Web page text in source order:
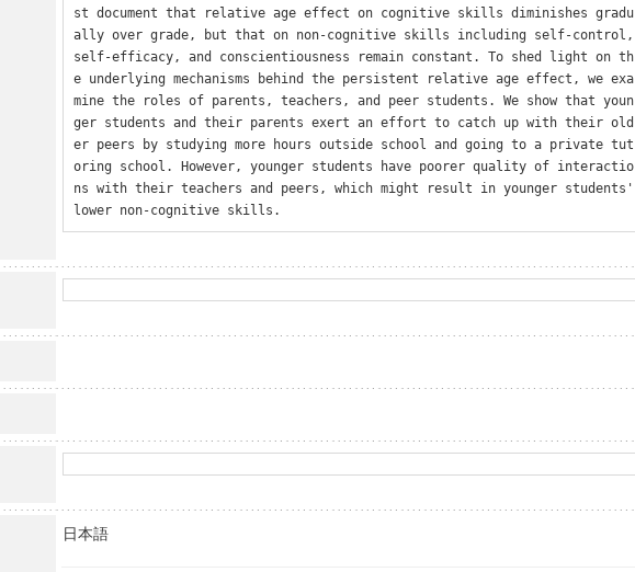
st document that relative age effect on cognitive skills diminishes gradu
ally over grade, but that on non-cognitive skills including self-control,
self-efficacy, and conscientiousness remain constant. To shed light on th
e underlying mechanisms behind the persistent relative age effect, we exa
mine the roles of parents, teachers, and peer students. We show that youn
ger students and their parents exert an effort to catch up with their old
er peers by studying more hours outside school and going to a private tut
oring school. However, younger students have poorer quality of interactio
ns with their teachers and peers, which might result in younger students'
lower non-cognitive skills.
日本語